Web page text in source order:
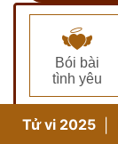
Bói bài
tình yêu
Tử vi 2025